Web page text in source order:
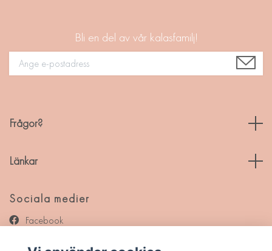
Bli en del av vår kalasfamilj!
Frågor?
Länkar
Sociala medier
Facebook